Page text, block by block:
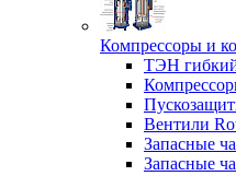
Компрессоры и
ТЭН
Вентили
Запасные
Запасные